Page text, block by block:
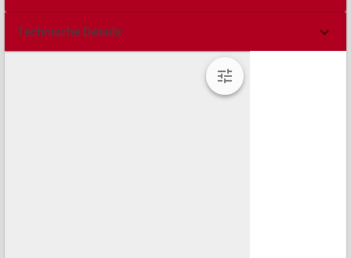
Technische Details